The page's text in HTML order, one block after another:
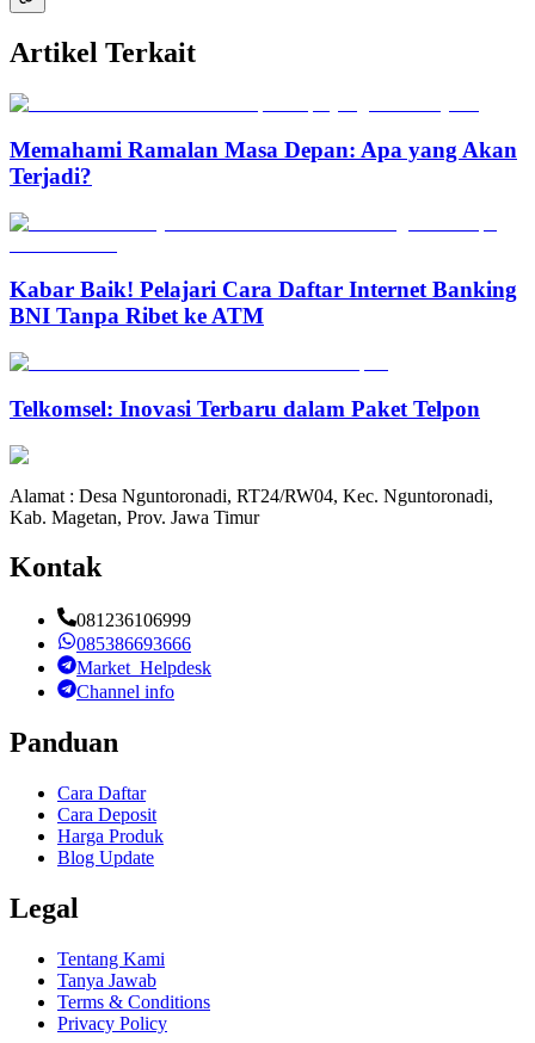
Artikel Terkait
Memahami Ramalan Masa Depan: Apa yang Akan
Terjadi?
Kabar Baik! Pelajari Cara Daftar Internet Banking
BNI Tanpa Ribet ke ATM
Telkomsel: Inovasi Terbaru dalam Paket Telpon
Alamat : Desa Nguntoronadi, RT24/RW04, Kec. Nguntoronadi,
Kab. Magetan, Prov. Jawa Timur
Kontak
081236106999
085386693666
Market_Helpdesk
Channel info
Panduan
Cara Daftar
Cara Deposit
Harga Produk
Blog Update
Legal
Tentang Kami
Tanya Jawab
Terms & Conditions
Privacy Policy